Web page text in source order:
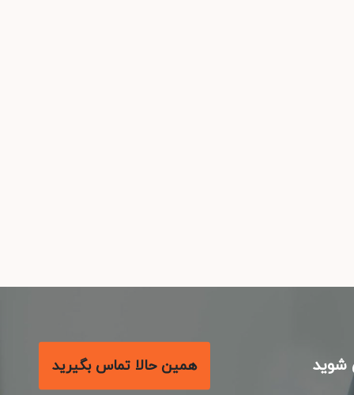
همین حالا تماس بگیرید